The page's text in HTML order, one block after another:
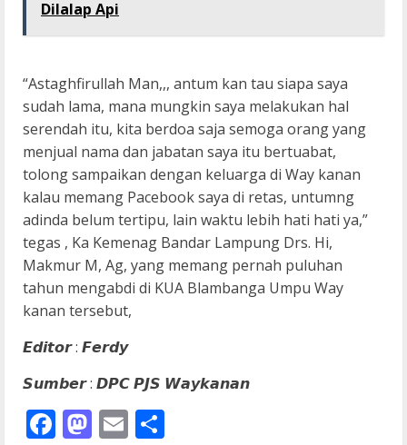
Dilalap Api
“Astaghfirullah Man,,, antum kan tau siapa saya
sudah lama, mana mungkin saya melakukan hal
serendah itu, kita berdoa saja semoga orang yang
menjual nama dan jabatan saya itu bertuabat,
tolong sampaikan dengan keluarga di Way kanan
kalau memang Pacebook saya di retas, untumng
adinda belum tertipu, lain waktu lebih hati hati ya,”
tegas , Ka Kemenag Bandar Lampung Drs. Hi,
Makmur M, Ag, yang memang pernah puluhan
tahun mengabdi di KUA Blambanga Umpu Way
kanan tersebut,
𝙀𝙙𝙞𝙩𝙤𝙧 : 𝙁𝙚𝙧𝙙𝙮
𝙎𝙪𝙢𝙗𝙚𝙧 : 𝘿𝙋𝘾 𝙋𝙅𝙎 𝙒𝙖𝙮𝙠𝙖𝙣𝙖𝙣
Facebook
Mastodon
Email